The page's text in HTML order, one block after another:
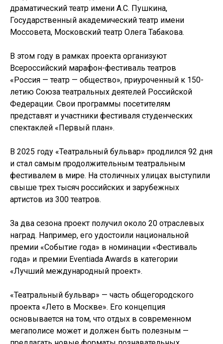
драматический театр имени А.С. Пушкина,
Государственный академический театр имени
Моссовета, Московский театр Олега Табакова.
В этом году в рамках проекта организуют
Всероссийский марафон-фестиваль театров
«Россия — театр — общество», приуроченный к 150-
летию Союза театральных деятелей Российской
Федерации. Свои программы посетителям
представят и участники фестиваля студенческих
спектаклей «Первый план».
В 2025 году «Театральный бульвар» продлился 92 дня
и стал самым продолжительным театральным
фестивалем в мире. На столичных улицах выступили
свыше трех тысяч российских и зарубежных
артистов из 300 театров.
За два сезона проект получил около 20 отраслевых
наград. Например, его удостоили национальной
премии «Событие года» в номинации «Фестиваль
года» и премии Eventiada Awards в категории
«Лучший международный проект».
«Театральный бульвар» — часть общегородского
проекта «Лето в Москве». Его концепция
основывается на том, что отдых в современном
мегаполисе может и должен быть полезным —